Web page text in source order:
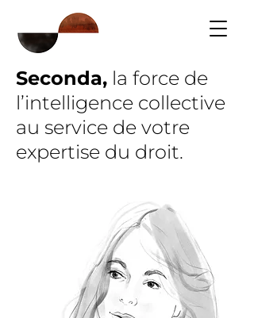
Seconda, la force de
l’intelligence collective
au service de votre
expertise du droit.